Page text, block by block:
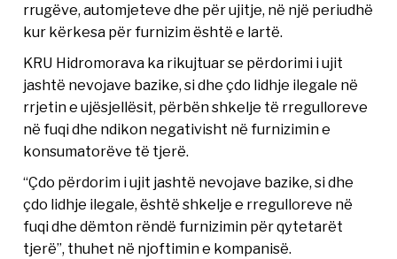
rrugëve, automjeteve dhe për ujitje, në një periudhë
kur kërkesa për furnizim është e lartë.
KRU Hidromorava ka rikujtuar se përdorimi i ujit
jashtë nevojave bazike, si dhe çdo lidhje ilegale në
rrjetin e ujësjellësit, përbën shkelje të rregulloreve
në fuqi dhe ndikon negativisht në furnizimin e
konsumatorëve të tjerë.
“Çdo përdorim i ujit jashtë nevojave bazike, si dhe
çdo lidhje ilegale, është shkelje e rregulloreve në
fuqi dhe dëmton rëndë furnizimin për qytetarët
tjerë”, thuhet në njoftimin e kompanisë.